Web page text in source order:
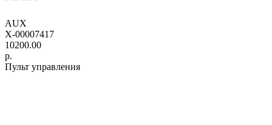
AUX
X-00007417
10200.00
р.
Пульт управления